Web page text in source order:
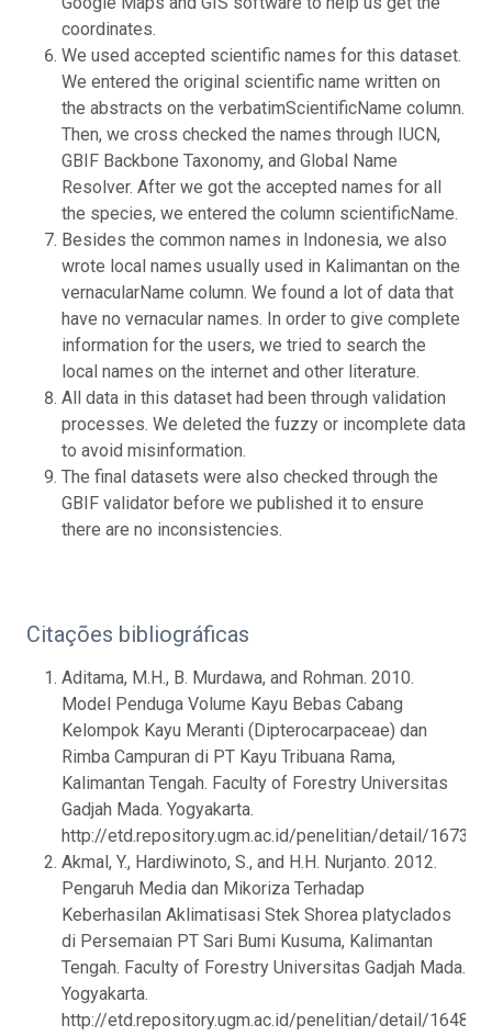
coordinates.
We used accepted scientific names for this dataset.
We entered the original scientific name written on
the abstracts on the verbatimScientificName column.
Then, we cross checked the names through IUCN,
GBIF Backbone Taxonomy, and Global Name
Resolver. After we got the accepted names for all
the species, we entered the column scientificName.
Besides the common names in Indonesia, we also
wrote local names usually used in Kalimantan on the
vernacularName column. We found a lot of data that
have no vernacular names. In order to give complete
information for the users, we tried to search the
local names on the internet and other literature.
All data in this dataset had been through validation
processes. We deleted the fuzzy or incomplete data
to avoid misinformation.
The final datasets were also checked through the
GBIF validator before we published it to ensure
there are no inconsistencies.
Citações bibliográficas
Aditama, M.H., B. Murdawa, and Rohman. 2010.
Model Penduga Volume Kayu Bebas Cabang
Kelompok Kayu Meranti (Dipterocarpaceae) dan
Rimba Campuran di PT Kayu Tribuana Rama,
Kalimantan Tengah. Faculty of Forestry Universitas
Gadjah Mada. Yogyakarta.
http://etd.repository.ugm.ac.id/penelitian/detail/167325
Akmal, Y., Hardiwinoto, S., and H.H. Nurjanto. 2012.
Pengaruh Media dan Mikoriza Terhadap
Keberhasilan Aklimatisasi Stek Shorea platyclados
di Persemaian PT Sari Bumi Kusuma, Kalimantan
Tengah. Faculty of Forestry Universitas Gadjah Mada.
Yogyakarta.
http://etd.repository.ugm.ac.id/penelitian/detail/164802